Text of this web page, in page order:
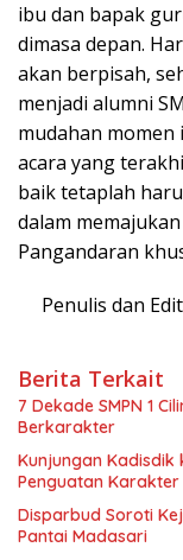
ibu dan bapak
dimasa depan.
akan berpisah,
menjadi alumni
mudahan
acara yang
baik tetaplah
dalam
Pangandaran
Penulis dan
Berita Terkait
7 Dekade SMPN 1
Berkarakter
Kunjungan Kadisdik
Penguatan Karakter
Disparbud Soroti
Pantai Madasari